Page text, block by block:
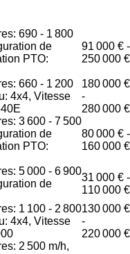
690 - 1 800
de
PTO:
91 000 € -
250 000 €
660 - 1 200
4x4, Vitesse
180 000 €
-
280 000 €
3 600 - 7 500
de
PTO:
80 000 € -
160 000 €
5 000 - 6 900
de
31 000 € -
110 000 €
1 100 - 2 800
4x4, Vitesse
130 000 €
-
220 000 €
2 500 m/h,